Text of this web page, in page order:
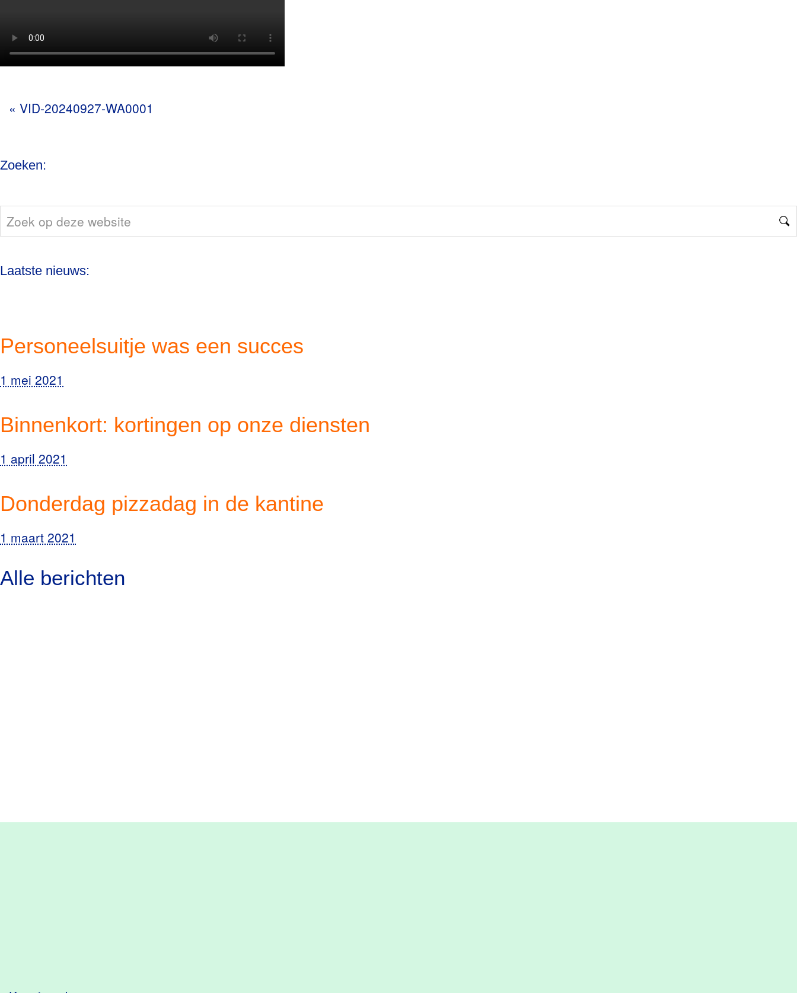
« VID-20240927-WA0001
Zoeken:
Zoek
op
website
Laatste nieuws:
Personeelsuitje was een succes
1 mei 2021
Binnenkort: kortingen op onze diensten
1 april 2021
Donderdag pizzadag in de kantine
1 maart 2021
Alle berichten